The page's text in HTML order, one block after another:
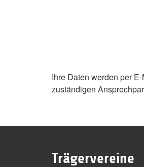
Ihre Daten werden per
zuständigen
Trägervereine